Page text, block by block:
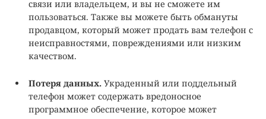
связи или владельцем, и вы не сможете им
пользоваться. Также вы можете быть обмануты
продавцом, который может продать вам телефон с
неисправностями, повреждениями или низким
качеством.
Потеря данных. Украденный или поддельный
телефон может содержать вредоносное
программное обеспечение, которое может